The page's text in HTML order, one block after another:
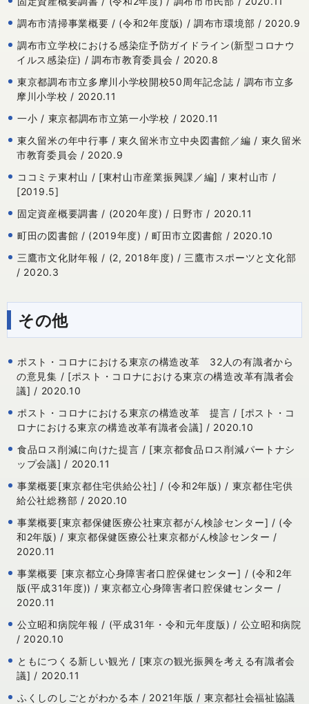
調布市清掃事業概要 / (令和2年度版) / 調布市環境部 / 2020.9
調布市立学校における感染症予防ガイドライン(新型コロナウ
イルス感染症) / 調布市教育委員会 / 2020.8
東京都調布市立多摩川小学校開校50周年記念誌 / 調布市立多
摩川小学校 / 2020.11
一小 / 東京都調布市立第一小学校 / 2020.11
東久留米の年中行事 / 東久留米市立中央図書館／編 / 東久留米
市教育委員会 / 2020.9
ココミテ東村山 / [東村山市産業振興課／編] / 東村山市 /
[2019.5]
固定資産概要調書 / (2020年度) / 日野市 / 2020.11
町田の図書館 / (2019年度) / 町田市立図書館 / 2020.10
三鷹市文化財年報 / (2, 2018年度) / 三鷹市スポーツと文化部
/ 2020.3
その他
ポスト・コロナにおける東京の構造改革 32人の有識者から
の意見集 / [ポスト・コロナにおける東京の構造改革有識者会
議] / 2020.10
ポスト・コロナにおける東京の構造改革 提言 / [ポスト・コ
ロナにおける東京の構造改革有識者会議] / 2020.10
食品ロス削減に向けた提言 / [東京都食品ロス削減パートナシ
ップ会議] / 2020.11
事業概要[東京都住宅供給公社] / (令和2年版) / 東京都住宅供
給公社総務部 / 2020.10
事業概要[東京都保健医療公社東京都がん検診センター] / (令
和2年版) / 東京都保健医療公社東京都がん検診センター /
2020.11
事業概要 [東京都立心身障害者口腔保健センター] / (令和2年
版(平成31年度)) / 東京都立心身障害者口腔保健センター /
2020.11
公立昭和病院年報 / (平成31年・令和元年度版) / 公立昭和病院
/ 2020.10
ともにつくる新しい観光 / [東京の観光振興を考える有識者会
議] / 2020.11
ふくしのしごとがわかる本 / 2021年版 / 東京都社会福祉協議